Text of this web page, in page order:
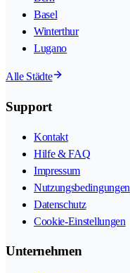
Basel
Winterthur
Lugano
Alle Städte
Support
Kontakt
Hilfe & FAQ
Impressum
Nutzungsbedingungen
Datenschutz
Cookie-Einstellungen
Unternehmen